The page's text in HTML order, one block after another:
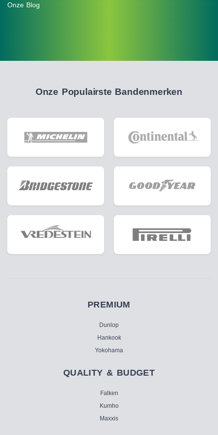
Onze Blog
Onze Populairste Bandenmerken
PREMIUM
Dunlop
Hankook
Yokohama
QUALITY & BUDGET
Falken
Kumho
Maxxis